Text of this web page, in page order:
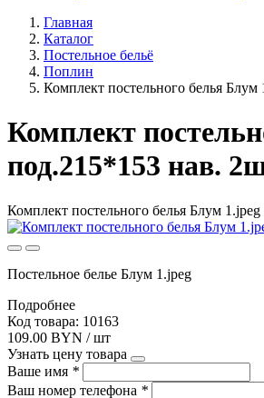
Главная
Каталог
Постельное бельё
Поплин
Комплект постельного белья
Комплект
под.215*153 нав.
Комплект постельного белья Блум
Постельное белье Блум 1.jpeg
Подробнее
Код товара: 10163
109.00 BYN / шт
Узнать цену товара
Ваше имя *
Ваш номер телефона *